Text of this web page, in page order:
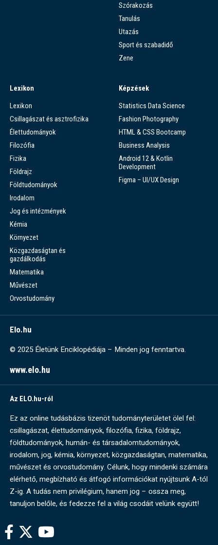
Szórakozás
Tanulás
Utazás
Sport és szabadidő
Zene
Lexikon
Lexikon
Csillagászat és asztrofizika
Élettudományok
Filozófia
Fizika
Földrajz
Földtudományok
Irodalom
Jog és intézmények
Kémia
Környezet
Közgazdaságtan és
gazdálkodás
Matematika
Művészet
Orvostudomány
Képzések
Statistics Data Science
Fashion Photography
HTML & CSS Bootcamp
Business Analysis
Android 12 & Kotlin
Development
Figma – UI/UX Design
Elo.hu
© 2025 Életünk Enciklopédiája – Minden jog fenntartva.
www.elo.hu
Az ELO.hu-ról
Ez az online tudásbázis tizenöt tudományterületet ölel fel:
csillagászat, élettudományok, filozófia, fizika, földrajz,
földtudományok, humán- és társadalomtudományok,
irodalom, jog, kémia, környezet, közgazdaságtan, matematika,
művészet és orvostudomány. Célunk, hogy mindenki számára
elérhető, megbízható és átfogó információkat nyújtsunk A-tól
Z-ig. A tudás nem privilégium, hanem jog – ossza meg,
tanuljon belőle, és fedezze fel a világ csodáit velünk együtt!